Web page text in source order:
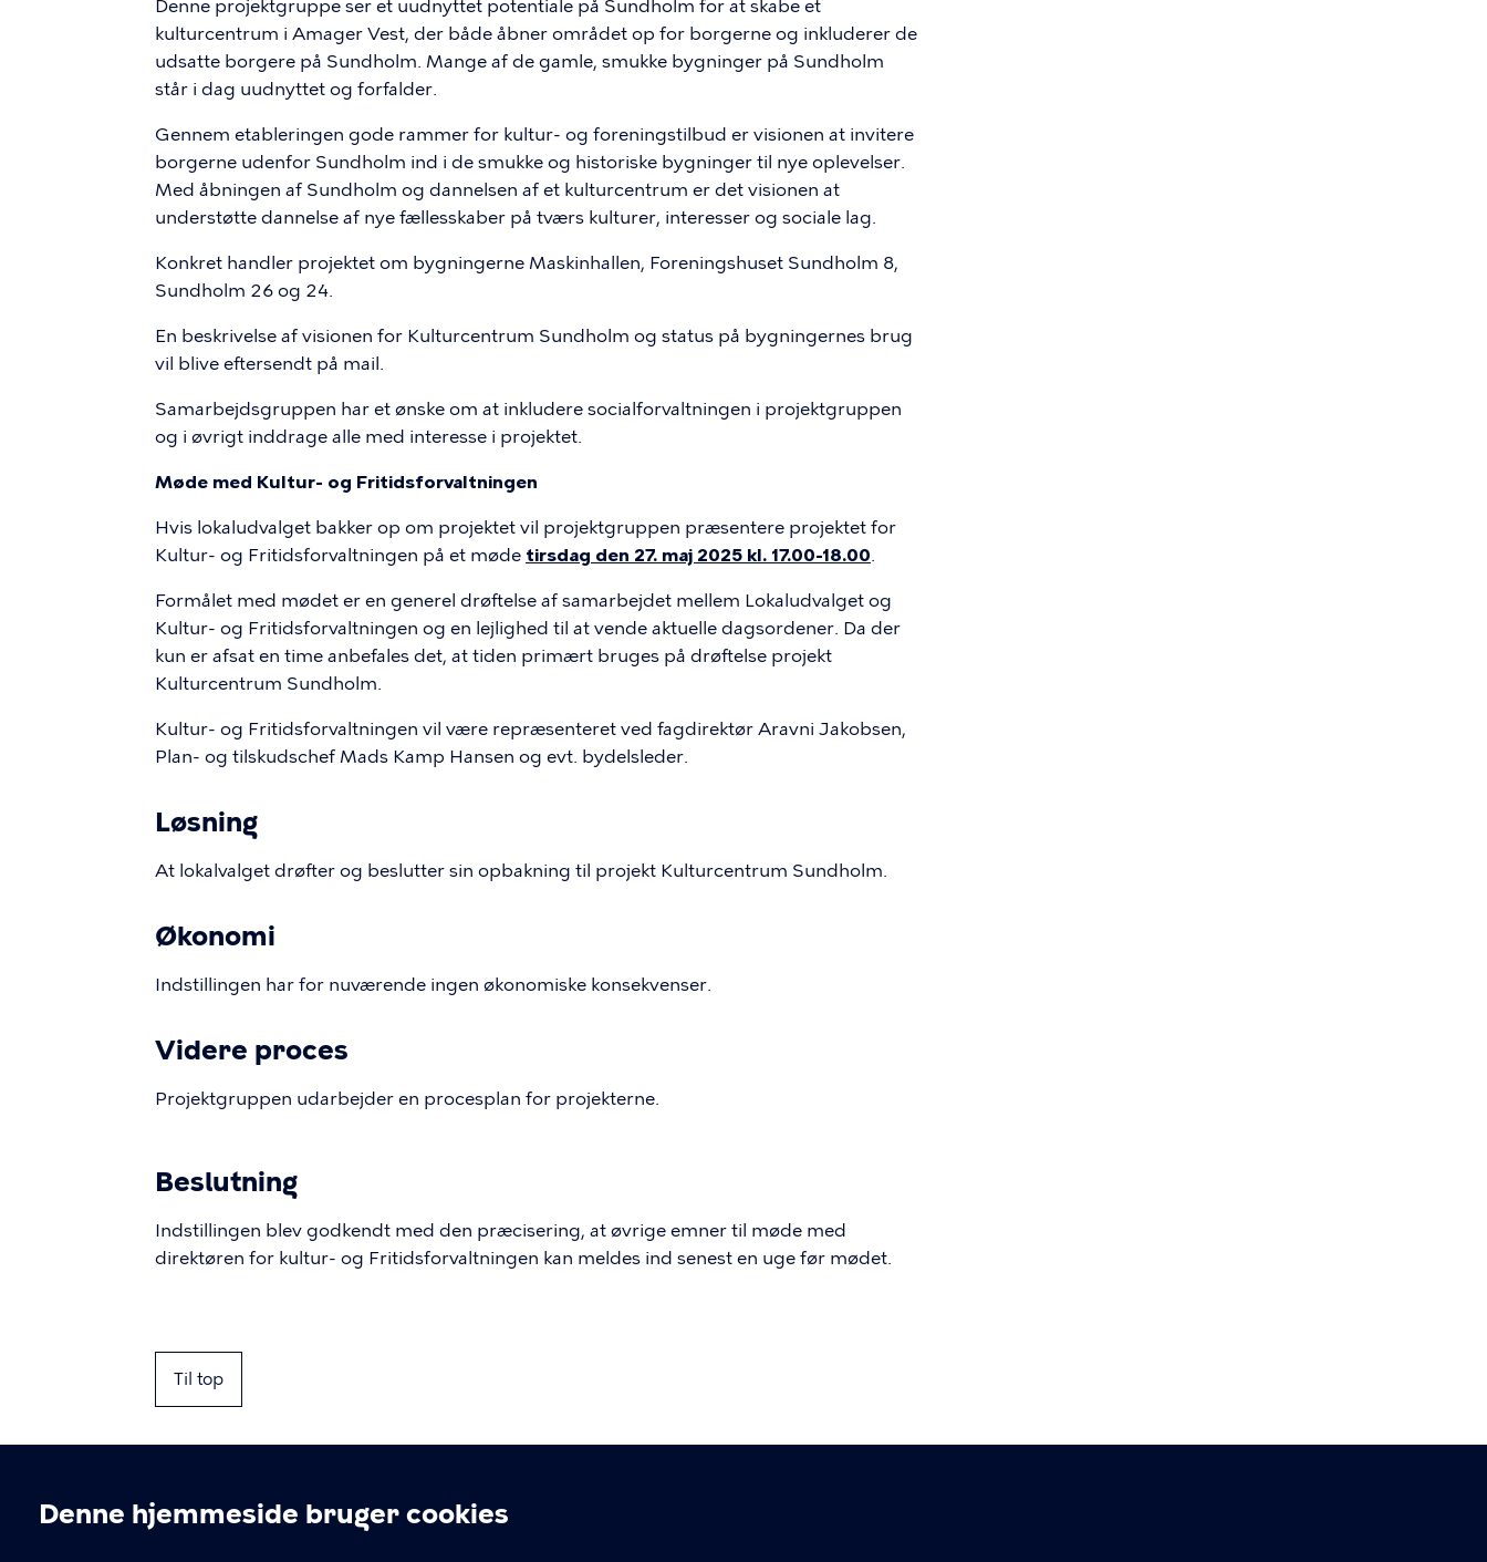
Denne hjemmeside bruger cookies
Denne projektgruppe ser et uudnyttet potentiale på Sundholm for at skabe et
kulturcentrum i Amager Vest, der både åbner området op for borgerne og inkluderer de
udsatte borgere på Sundholm. Mange af de gamle, smukke bygninger på Sundholm
står i dag uudnyttet og forfalder.
Gennem etableringen gode rammer for kultur- og foreningstilbud er visionen at invitere
borgerne udenfor Sundholm ind i de smukke og historiske bygninger til nye oplevelser.
Med åbningen af Sundholm og dannelsen af et kulturcentrum er det visionen at
understøtte dannelse af nye fællesskaber på tværs kulturer, interesser og sociale lag.
Konkret handler projektet om bygningerne Maskinhallen, Foreningshuset Sundholm 8,
Sundholm 26 og 24.
En beskrivelse af visionen for Kulturcentrum Sundholm og status på bygningernes brug
vil blive eftersendt på mail.
Samarbejdsgruppen har et ønske om at inkludere socialforvaltningen i projektgruppen
og i øvrigt inddrage alle med interesse i projektet.
Møde med Kultur- og Fritidsforvaltningen
Hvis lokaludvalget bakker op om projektet vil projektgruppen præsentere projektet for
Kultur- og Fritidsforvaltningen på et møde tirsdag den 27. maj 2025 kl. 17.00-18.00.
Formålet med mødet er en generel drøftelse af samarbejdet mellem Lokaludvalget og
Kultur- og Fritidsforvaltningen og en lejlighed til at vende aktuelle dagsordener. Da der
kun er afsat en time anbefales det, at tiden primært bruges på drøftelse projekt
Kulturcentrum Sundholm.
Kultur- og Fritidsforvaltningen vil være repræsenteret ved fagdirektør Aravni Jakobsen,
Plan- og tilskudschef Mads Kamp Hansen og evt. bydelsleder.
Løsning
At lokalvalget drøfter og beslutter sin opbakning til projekt Kulturcentrum Sundholm.
Økonomi
Indstillingen har for nuværende ingen økonomiske konsekvenser.
Videre proces
Projektgruppen udarbejder en procesplan for projekterne.
Beslutning
Indstillingen blev godkendt med den præcisering, at øvrige emner til møde med
direktøren for kultur- og Fritidsforvaltningen kan meldes ind senest en uge før mødet.
Til top